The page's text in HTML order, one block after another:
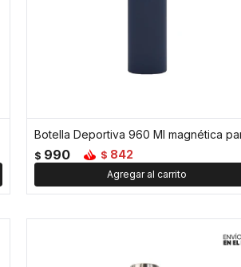
$ 990 $ 842